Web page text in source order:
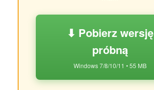
⬇ Pobierz wersję
próbną
Windows 7/8/10/11 • 55 MB